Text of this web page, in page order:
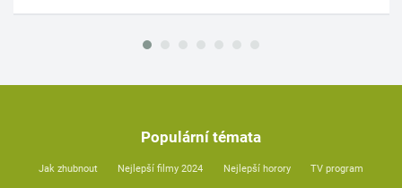
Populární témata
Jak zhubnout Nejlepší filmy 2024 Nejlepší horory TV program